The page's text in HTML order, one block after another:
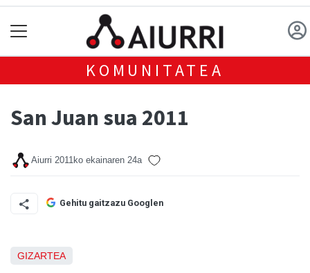
KOMUNITATEA
San Juan sua 2011
Aiurri 2011ko ekainaren 24a
Gehitu gaitzazu Googlen
GIZARTEA